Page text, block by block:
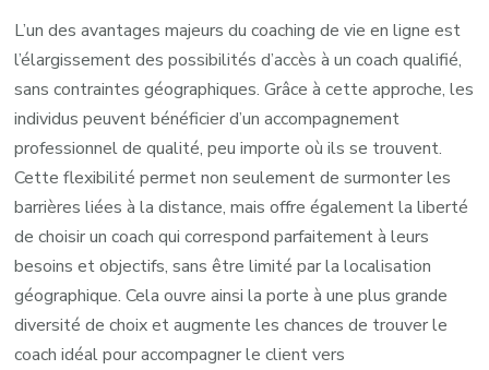
L’un des avantages majeurs du coaching de vie en ligne est
l’élargissement des possibilités d’accès à un coach qualifié,
sans contraintes géographiques. Grâce à cette approche, les
individus peuvent bénéficier d’un accompagnement
professionnel de qualité, peu importe où ils se trouvent.
Cette flexibilité permet non seulement de surmonter les
barrières liées à la distance, mais offre également la liberté
de choisir un coach qui correspond parfaitement à leurs
besoins et objectifs, sans être limité par la localisation
géographique. Cela ouvre ainsi la porte à une plus grande
diversité de choix et augmente les chances de trouver le
coach idéal pour accompagner le client vers